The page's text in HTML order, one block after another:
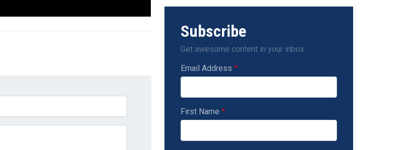
Subscribe
Get awesome content in your inbox.
Email Address
First Name